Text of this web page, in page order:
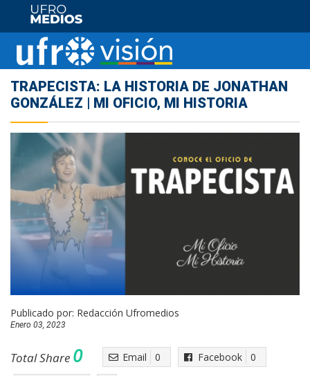
TRAPECISTA: LA HISTORIA DE JONATHAN
GONZÁLEZ | MI OFICIO, MI HISTORIA
Publicado por: Redacción Ufromedios
Enero 03, 2023
Total Share 0 Email 0 Facebook 0